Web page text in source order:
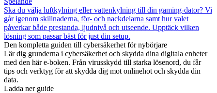
Ska du välja luftkylning eller vattenkylning till din gaming‑dator? Vi
går igenom skillnaderna, för‑ och nackdelarna samt hur valet
påverkar både prestanda, ljudnivå och utseende. Upptäck vilken
lösning som passar bäst för just din setup.
Den kompletta guiden till cybersäkerhet för nybörjare
Lär dig grunderna i cybersäkerhet och skydda dina digitala enheter
med den här e-boken. Från virusskydd till starka lösenord, du får
tips och verktyg för att skydda dig mot onlinehot och skydda din
data.
Ladda ner guide